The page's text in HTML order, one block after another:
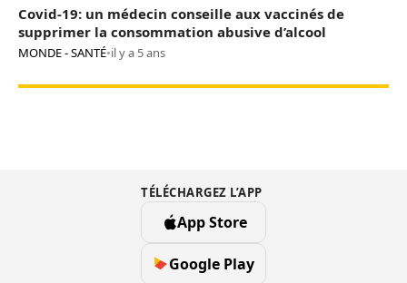
Covid-19: un médecin conseille aux vaccinés de
supprimer la consommation abusive d’alcool
MONDE - SANTÉ•il y a 5 ans
TÉLÉCHARGEZ L’APP
App Store
Google Play